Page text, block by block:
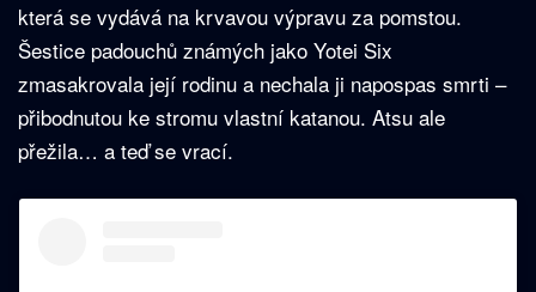
která se vydává na krvavou výpravu za pomstou.
Šestice padouchů známých jako Yotei Six
zmasakrovala její rodinu a nechala ji napospas smrti –
přibodnutou ke stromu vlastní katanou. Atsu ale
přežila… a teď se vrací.